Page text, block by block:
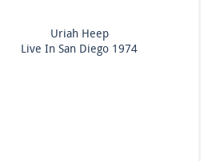
Budgie
Power Supply